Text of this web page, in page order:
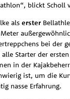
blickt Scholl
als erster
bei der
Starter der
in der
ist, um die
nasse Erfahrung.